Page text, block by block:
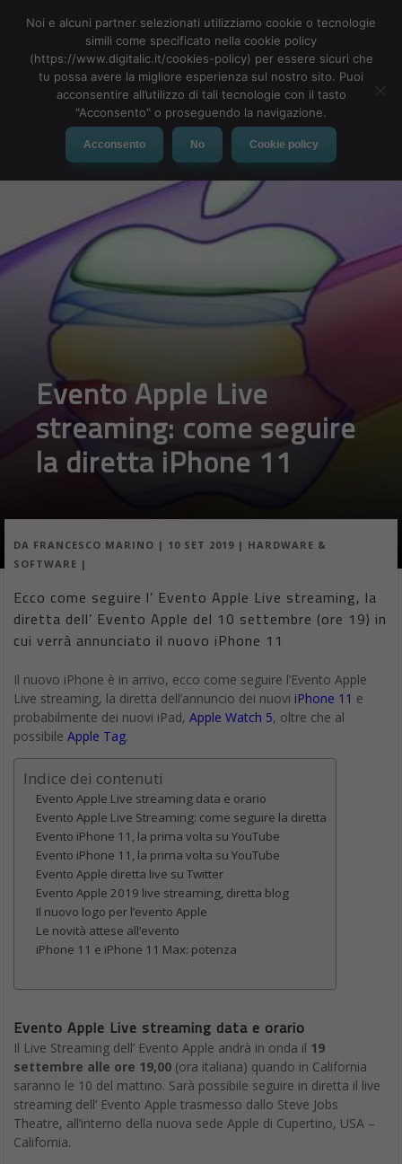
MENU
Evento Apple Live
streaming: come seguire
la diretta iPhone 11
DA FRANCESCO MARINO | 10 SET 2019 | HARDWARE &
SOFTWARE |
Ecco come seguire l’ Evento Apple Live streaming, la
diretta dell’ Evento Apple del 10 settembre (ore 19) in
cui verrà annunciato il nuovo iPhone 11
Il nuovo iPhone è in arrivo, ecco come seguire l’Evento Apple
Live streaming, la diretta dell’annuncio dei nuovi iPhone 11 e
probabilmente dei nuovi iPad, Apple Watch 5, oltre che al
possibile Apple Tag.
Indice dei contenuti
Evento Apple Live streaming data e orario
Evento Apple Live Streaming: come seguire la diretta
Evento iPhone 11, la prima volta su YouTube
Evento iPhone 11, la prima volta su YouTube
Evento Apple diretta live su Twitter
Evento Apple 2019 live streaming, diretta blog
Il nuovo logo per l’evento Apple
Le novità attese all’evento
iPhone 11 e iPhone 11 Max: potenza
Evento Apple Live streaming data e orario
Il Live Streaming dell’ Evento Apple andrà in onda il 19
settembre alle ore 19,00 (ora italiana) quando in California
saranno le 10 del mattino. Sarà possibile seguire in diretta il live
streaming dell’ Evento Apple trasmesso dallo Steve Jobs
Theatre, all’interno della nuova sede Apple di Cupertino, USA –
California.
Noi e alcuni partner selezionati utilizziamo cookie o tecnologie
simili come specificato nella cookie policy
(https://www.digitalic.it/cookies-policy) per essere sicuri che
tu possa avere la migliore esperienza sul nostro sito. Puoi
acconsentire all’utilizzo di tali tecnologie con il tasto
"Acconsento" o proseguendo la navigazione.
Acconsento No Cookie policy